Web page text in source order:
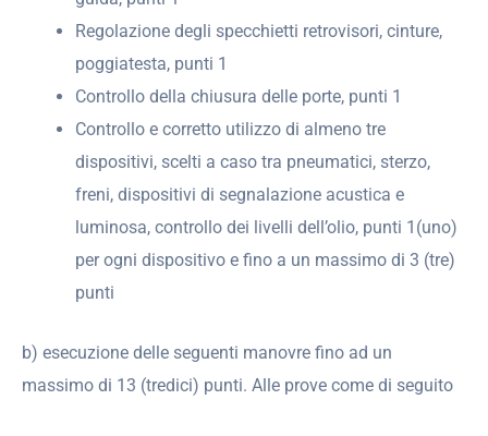
Regolazione degli specchietti retrovisori, cinture,
poggiatesta, punti 1
Controllo della chiusura delle porte, punti 1
Controllo e corretto utilizzo di almeno tre
dispositivi, scelti a caso tra pneumatici, sterzo,
freni, dispositivi di segnalazione acustica e
luminosa, controllo dei livelli dell’olio, punti 1(uno)
per ogni dispositivo e fino a un massimo di 3 (tre)
punti
b) esecuzione delle seguenti manovre fino ad un
massimo di 13 (tredici) punti. Alle prove come di seguito